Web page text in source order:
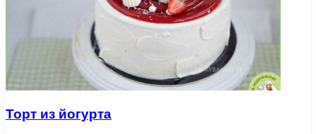
Торт из йогурта